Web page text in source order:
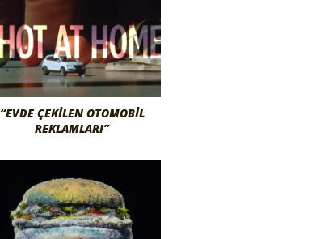
“EVDE ÇEKILEN OTOMOBIL
REKLAMLARI”